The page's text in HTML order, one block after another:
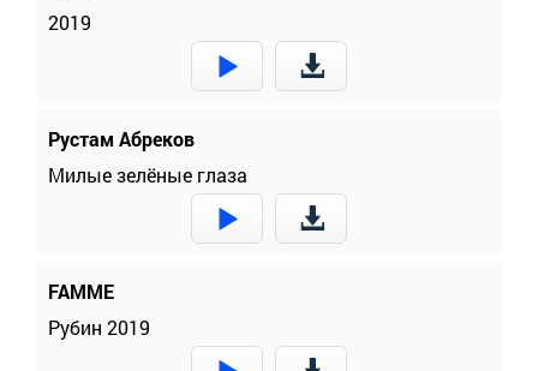
2019
Рустам Абреков
Милые зелёные глаза
FAMME
Рубин 2019